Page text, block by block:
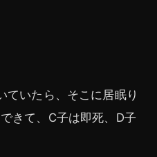
ていたら、そこに居眠り
きて、C子は即死、D子